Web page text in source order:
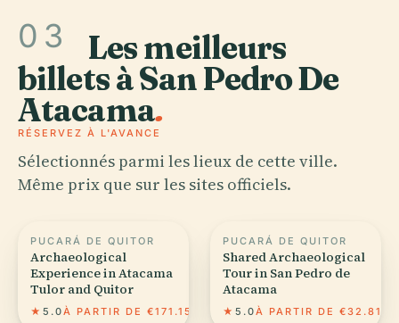
03 Les meilleurs
billets à San Pedro De
Atacama.
RÉSERVEZ À L'AVANCE
Sélectionnés parmi les lieux de cette ville.
Même prix que sur les sites officiels.
PUCARÁ DE QUITOR
Archaeological
Experience in Atacama
Tulor and Quitor
★ 5.0À PARTIR DE €171.15
PUCARÁ DE QUITOR
Shared Archaeological
Tour in San Pedro de
Atacama
★ 5.0À PARTIR DE €32.81